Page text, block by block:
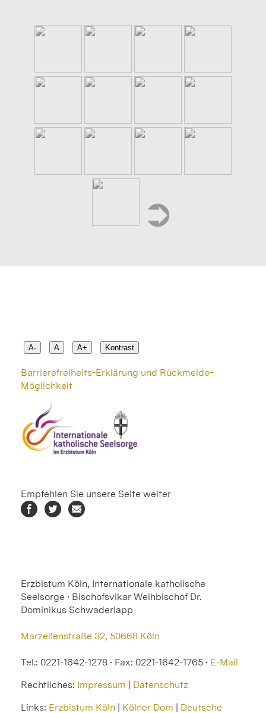
➲
A- A A+ Kontrast
Barrierefreiheits-Erklärung und Rückmelde-
Möglichkeit
Empfehlen Sie unsere Seite weiter
Erzbistum Köln, Internationale katholische
Seelsorge • Bischofsvikar Weihbischof Dr.
Dominikus Schwaderlapp
Marzellenstraße 32, 50668 Köln
Tel.: 0221-1642-1278 • Fax: 0221-1642-1765 • E-Mail
Rechtliches: Impressum
Datenschutz
Links: Erzbistum Köln Kölner Dom Deutsche